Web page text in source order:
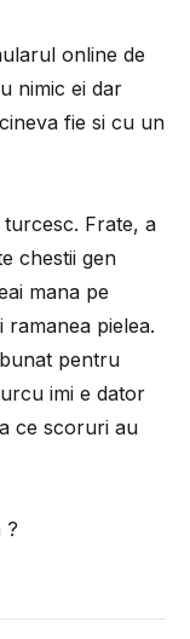
online de
nimic ei dar
fie si cu un
Frate, a
chestii gen
mana pe
pielea.
pentru
imi e dator
ce scoruri au
?